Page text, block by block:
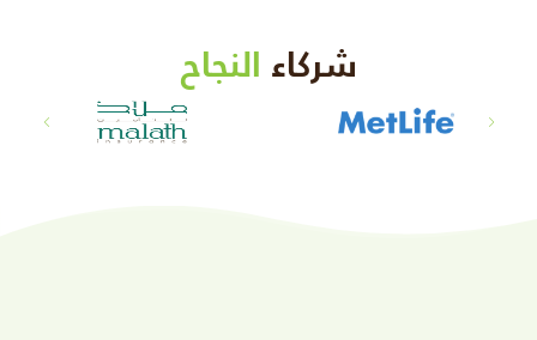
شركاء النجاح